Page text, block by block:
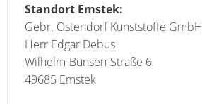
Standort Emstek:
Gebr. Ostendorf Kunststoffe GmbH
Herr Edgar Debus
Wilhelm-Bunsen-Straße 6
49685 Emstek